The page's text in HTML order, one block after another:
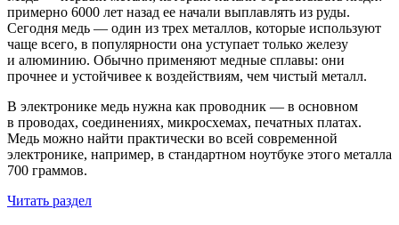
примерно 6000 лет назад ее начали выплавлять из руды.
Сегодня медь — один из трех металлов, которые используют
чаще всего, в популярности она уступает только железу
и алюминию. Обычно применяют медные сплавы: они
прочнее и устойчивее к воздействиям, чем чистый металл.
В электронике медь нужна как проводник — в основном
в проводах, соединениях, микросхемах, печатных платах.
Медь можно найти практически во всей современной
электронике, например, в стандартном ноутбуке этого металла
700 граммов.
Читать раздел